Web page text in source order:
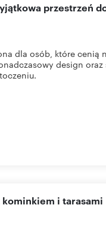
przestrzeń
dla osób, które
design
kominkiem i tarasami